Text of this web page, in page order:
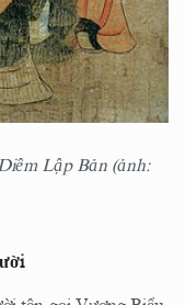
Lập Bản (ảnh: